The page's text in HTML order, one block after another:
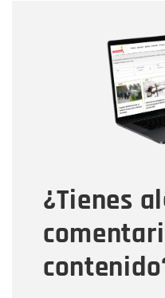
¿Tienes
Correo electrónico
Tipo de comentario
Mensaje